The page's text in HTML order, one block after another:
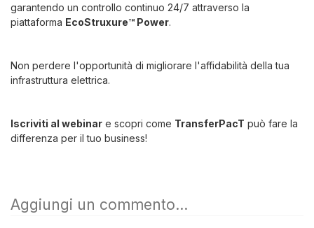
garantendo un controllo continuo 24/7 attraverso la
piattaforma EcoStruxure™ Power.
Non perdere l'opportunità di migliorare l'affidabilità della tua
infrastruttura elettrica.
Iscriviti al webinar e scopri come TransferPacT può fare la
differenza per il tuo business!
Aggiungi un commento...